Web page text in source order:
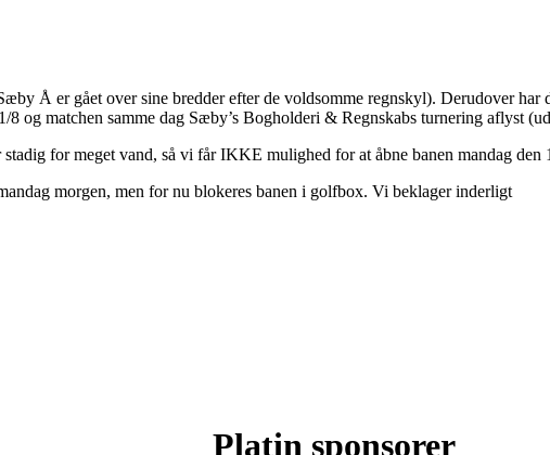
Å er gået over sine bredder efter de voldsomme regnskyl). Derudover har
og matchen samme dag Sæby’s Bogholderi & Regnskabs turnering aflyst
for meget vand, så vi får IKKE mulighed for at åbne banen mandag den
morgen, men for nu blokeres banen i golfbox. Vi beklager inderligt
Platin sponsorer